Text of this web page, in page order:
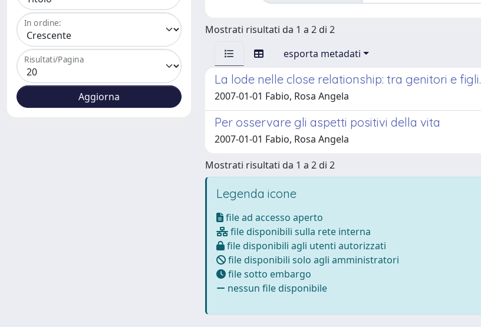
In ordine:
Risultati/Pagina
Mostrati risultati da 1 a 2 di 2
esporta metadati
La lode nelle close relationship: tra genitori e figli.
2007-01-01 Fabio, Rosa Angela
Per osservare gli aspetti positivi della vita
2007-01-01 Fabio, Rosa Angela
Mostrati risultati da 1 a 2 di 2
Legenda icone
file ad accesso aperto
file disponibili sulla rete interna
file disponibili agli utenti autorizzati
file disponibili solo agli amministratori
file sotto embargo
nessun file disponibile